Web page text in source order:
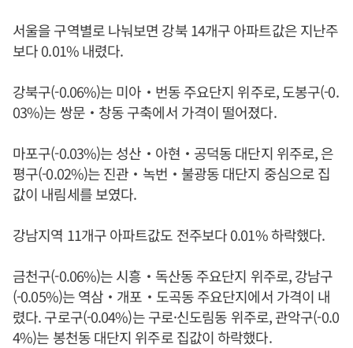
서울을 구역별로 나눠보면 강북 14개구 아파트값은 지난주
보다 0.01% 내렸다.
강북구(-0.06%)는 미아‧번동 주요단지 위주로, 도봉구(-0.
03%)는 쌍문‧창동 구축에서 가격이 떨어졌다.
마포구(-0.03%)는 성산‧아현‧공덕동 대단지 위주로, 은
평구(-0.02%)는 진관‧녹번‧불광동 대단지 중심으로 집
값이 내림세를 보였다.
강남지역 11개구 아파트값도 전주보다 0.01% 하락했다.
금천구(-0.06%)는 시흥‧독산동 주요단지 위주로, 강남구
(-0.05%)는 역삼‧개포‧도곡동 주요단지에서 가격이 내
렸다. 구로구(-0.04%)는 구로·신도림동 위주로, 관악구(-0.0
4%)는 봉천동 대단지 위주로 집값이 하락했다.